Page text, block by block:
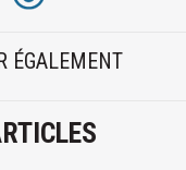
ÉGALEMENT